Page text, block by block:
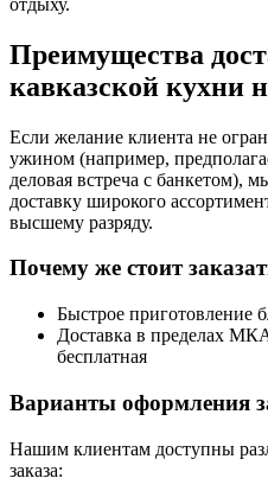
Преимущества
кавказской кухни
Если желание клиента не
ужином (например,
деловая встреча с банкетом),
доставку широкого
высшему разряду.
Почему же стоит
Быстрое приготовление
Доставка в пределах
бесплатная
Варианты оформления
Нашим клиентам доступны
заказа: